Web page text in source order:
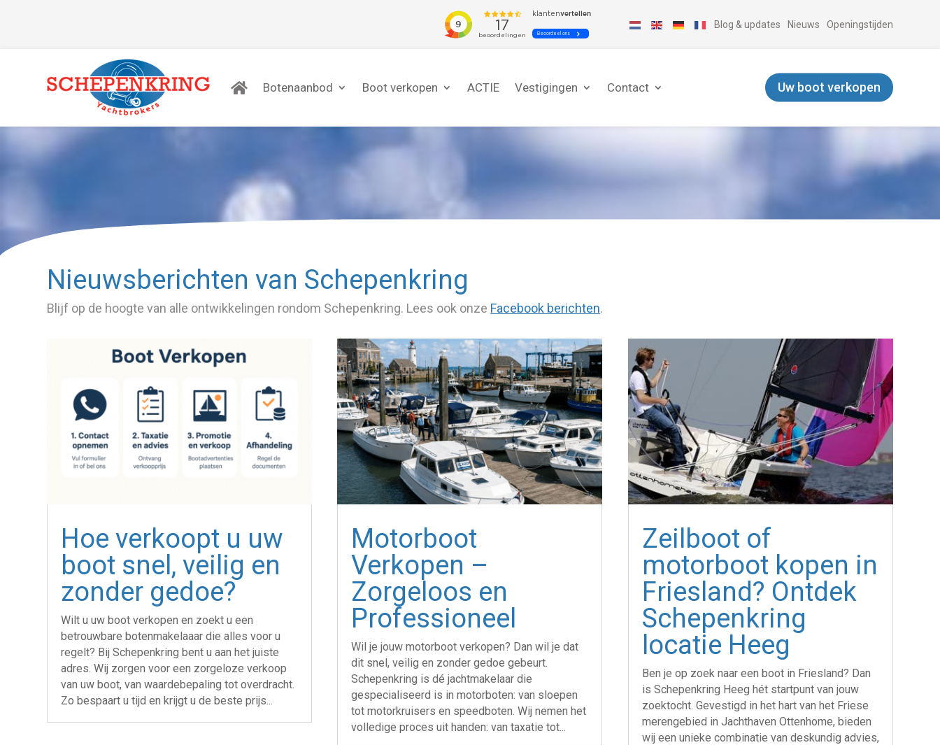
Blog & updates Nieuws Openingstijden
Botenaanbod Boot verkopen ACTIE Vestigingen Contact Uw boot verkopen
Nieuwsberichten van Schepenkring
Blijf op de hoogte van alle ontwikkelingen rondom Schepenkring. Lees ook onze Facebook berichten.
Hoe verkoopt u uw
boot snel, veilig en
zonder gedoe?
Wilt u uw boot verkopen en zoekt u een
betrouwbare botenmakelaaar die alles voor u
regelt? Bij Schepenkring bent u aan het juiste
adres. Wij zorgen voor een zorgeloze verkoop
van uw boot, van waardebepaling tot overdracht.
Zo bespaart u tijd en krijgt u de beste prijs...
Motorboot
Verkopen –
Zorgeloos en
Professioneel
Wil je jouw motorboot verkopen? Dan wil je dat
dit snel, veilig en zonder gedoe gebeurt.
Schepenkring is dé jachtmakelaar die
gespecialiseerd is in motorboten: van sloepen
tot motorkruisers en speedboten. Wij nemen het
volledige proces uit handen: van taxatie tot...
Zeilboot of
motorboot kopen in
Friesland? Ontdek
Schepenkring
locatie Heeg
Ben je op zoek naar een boot in Friesland? Dan
is Schepenkring Heeg hét startpunt van jouw
zoektocht. Gevestigd in het hart van het Friese
merengebied in Jachthaven Ottenhome, bieden
wij een unieke combinatie van deskundig advies,